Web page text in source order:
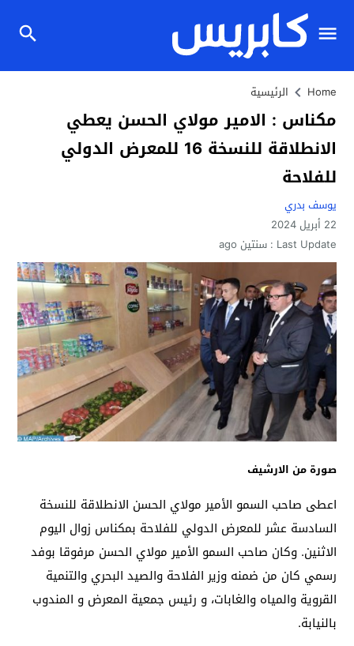
Home الرئيسية
مكناس : الامير مولاي الحسن يعطي
الانطلاقة للنسخة 16 للمعرض الدولي
للفلاحة
يوسف بدري
22 أبريل 2024
Last Update : سنتين ago
صورة من الارشيف
اعطى صاحب السمو الأمير مولاي الحسن الانطلاقة للنسخة
السادسة عشر للمعرض الدولي للفلاحة بمكناس زوال اليوم
الاثنين. وكان صاحب السمو الأمير مولاي الحسن مرفوقا بوفد
رسمي كان من ضمنه وزير الفلاحة والصيد البحري والتنمية
القروية والمياه والغابات، و رئيس جمعية المعرض و المندوب
بالنيابة.